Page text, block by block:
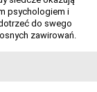
psychologiem i
do swego
zawirowań.